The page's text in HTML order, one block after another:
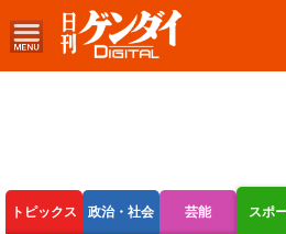
トピックス 政治・社会 芸能 スポ